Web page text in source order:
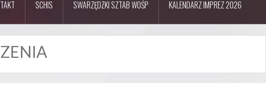
SCHIS SWARZĘDZKI SZTAB WOŚP KALENDARZ IMPREZ 2026